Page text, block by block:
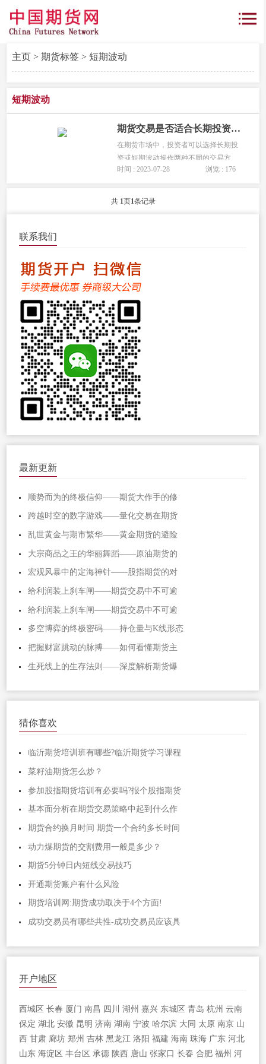
主页> 期货标签> 短期波动
短期波动
期货交易是否适合长期投资，还是更适合短期波动操作？
在期货市场中，投资者可以选择长期投
资或短期波动操作两种不同的交易方
式。期货交易是否适合长期投资，还是
期货合约较长时间，以追求较大的投资
时间 : 2023-07-28 浏览 : 176
共 1页1条记录
联系我们
最新更新
顺势而为的终极信仰——期货大作手的修
跨越时空的数字游戏——量化交易在期货
乱世黄金与期市繁华——黄金期货的避险
大宗商品之王的华丽舞蹈——原油期货的
宏观风暴中的定海神针——股指期货的对
给利润装上刹车闸——期货交易中不可逾
给利润装上刹车闸——期货交易中不可逾
多空博弈的终极密码——持仓量与K线形态
把握财富跳动的脉搏——如何看懂期货主
生死线上的生存法则——深度解析期货爆
猜你喜欢
临沂期货培训班有哪些?临沂期货学习课程
菜籽油期货怎么炒？
参加股指期货培训有必要吗?报个股指期货
基本面分析在期货交易策略中起到什么作
期货合约换月时间 期货一个合约多长时间
动力煤期货的交割费用一般是多少？
期货5分钟日内短线交易技巧
开通期货账户有什么风险
期货培训网:期货成功取决于4个方面!
成功交易员有哪些共性-成功交易员应该具
开户地区
西城区 长春 厦门 南昌 四川 湖州 嘉兴 东城区 青岛 杭州 云南
保定 湖北 安徽 昆明 济南 湖南 宁波 哈尔滨 大同 太原 南京 山
西 甘肃 廊坊 郑州 吉林 黑龙江 洛阳 福建 海南 珠海 广东 河北
山东 海淀区 丰台区 承德 陕西 唐山 张家口 长春 合肥 福州 河